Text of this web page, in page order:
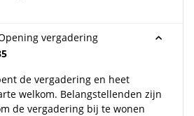
vergadering
de vergadering en heet
welkom. Belangstellenden zijn
de vergadering bij te wonen